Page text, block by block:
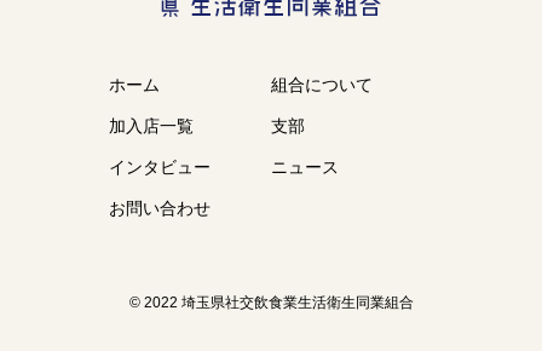
ホーム 組合について
加入店一覧 支部
インタビュー ニュース
お問い合わせ
© 2022 埼玉県社交飲食業生活衛生同業組合